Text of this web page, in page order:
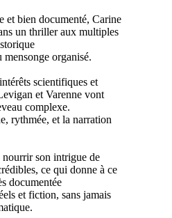
et bien documenté, Carine
un thriller aux multiples
mensonge organisé.
scientifiques et
et Varenne vont
complexe.
rythmée, et la narration
nourrir son intrigue de
ce qui donne à ce
documentée
et fiction, sans jamais